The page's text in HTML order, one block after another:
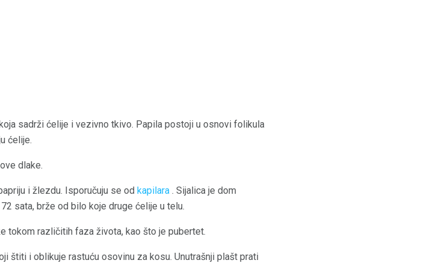
sadrži ćelije i vezivno tkivo. Papila postoji u osnovi folikula
ćelije.
dlake.
i žlezdu. Isporučuju se od kapilara . Sijalica je dom
sata, brže od bilo koje druge ćelije u telu.
tokom različitih faza života, kao što je pubertet.
štiti i oblikuje rastuću osovinu za kosu. Unutrašnji plašt prati